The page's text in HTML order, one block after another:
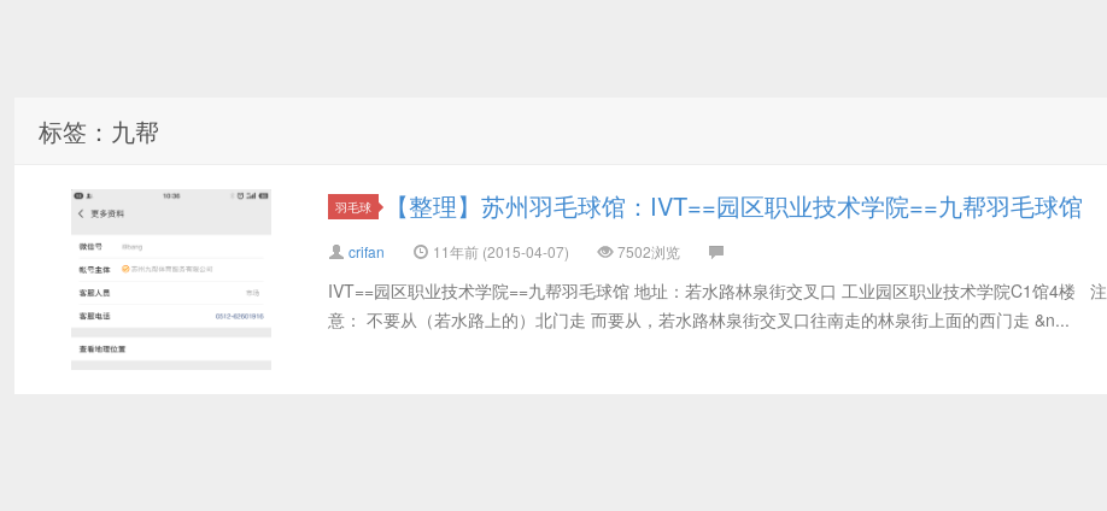
标签：九帮
羽毛球 【整理】苏州羽毛球馆：IVT==园区职业技术学院==九帮羽毛球馆
crifan 11年前 (2015-04-07) 7502浏览
IVT==园区职业技术学院==九帮羽毛球馆 地址：若水路林泉街交叉口 工业园区职业技术学院C1馆4楼 注
意： 不要从（若水路上的）北门走 而要从，若水路林泉街交叉口往南走的林泉街上面的西门走 &n...